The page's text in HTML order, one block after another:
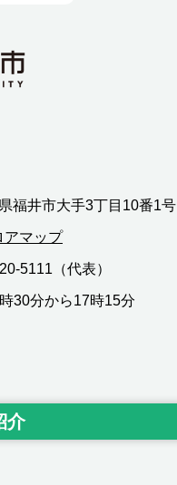
福井市大手3丁目10番1号
アマップ
5111（代表）
30分から17時15分
介